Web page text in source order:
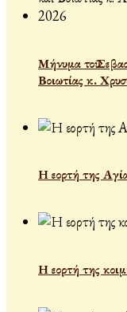
Μήνυμα τοῦ
Βοιωτίας κ.
Η εορτή της
Η εορτή της